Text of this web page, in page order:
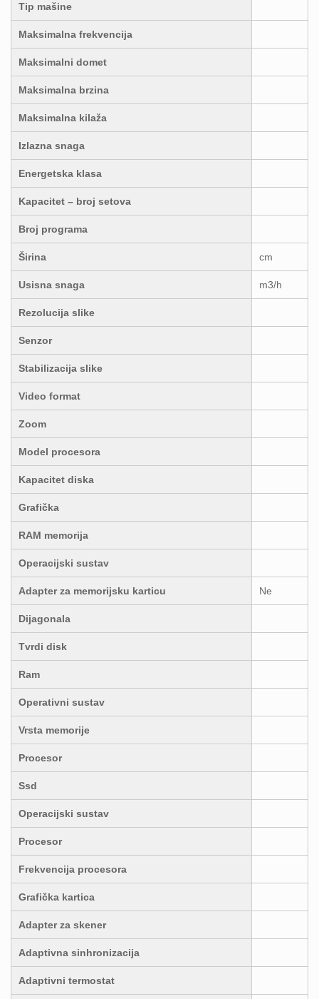
Tip mašine
Maksimalna frekvencija
Maksimalni domet
Maksimalna brzina
Maksimalna kilaža
Izlazna snaga
Energetska klasa
Kapacitet – broj setova
Broj programa
Širina cm
Usisna snaga m3/h
Rezolucija slike
Senzor
Stabilizacija slike
Video format
Zoom
Model procesora
Kapacitet diska
Grafička
RAM memorija
Operacijski sustav
Adapter za memorijsku karticu Ne
Dijagonala
Tvrdi disk
Ram
Operativni sustav
Vrsta memorije
Procesor
Ssd
Operacijski sustav
Procesor
Frekvencija procesora
Grafička kartica
Adapter za skener
Adaptivna sinhronizacija
Adaptivni termostat